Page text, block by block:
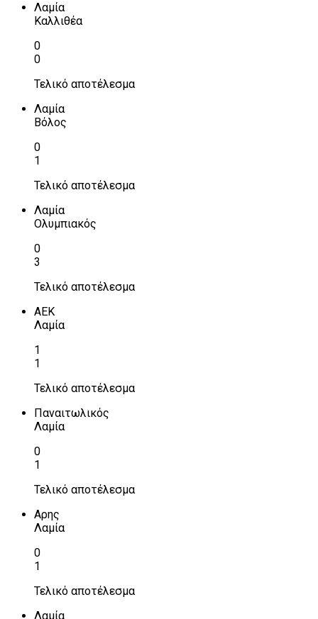
Λαμία
Καλλιθέα
0
0
Τελικό αποτέλεσμα
Λαμία
Βόλος
0
1
Τελικό αποτέλεσμα
Λαμία
Ολυμπιακός
0
3
Τελικό αποτέλεσμα
ΑΕΚ
Λαμία
1
1
Τελικό αποτέλεσμα
Παναιτωλικός
Λαμία
0
1
Τελικό αποτέλεσμα
Αρης
Λαμία
0
1
Τελικό αποτέλεσμα
Λαμία